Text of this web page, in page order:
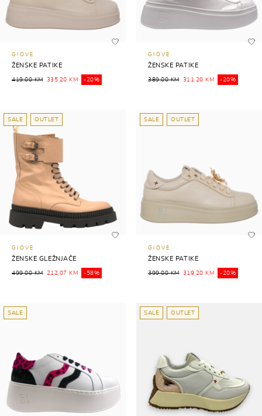
GIOVE
ŽENSKE PATIKE
419,00 KM 335,20 KM -20%
GIOVE
ŽENSKE PATIKE
389,00 KM 311,20 KM -20%
SALE OUTLET
GIOVE
ŽENSKE GLEŽNJAČE
499,00 KM 212,07 KM -58%
SALE OUTLET
GIOVE
ŽENSKE PATIKE
399,00 KM 319,20 KM -20%
SALE SALE OUTLET